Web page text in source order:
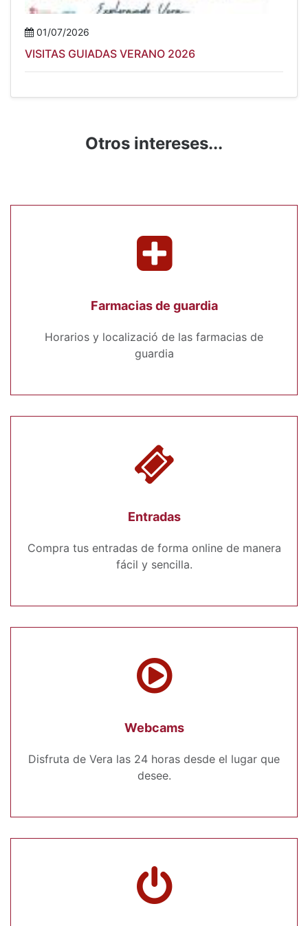
01/07/2026
VISITAS GUIADAS VERANO 2026
Otros intereses...
Farmacias de guardia
Horarios y localizació de las farmacias de
guardia
Entradas
Compra tus entradas de forma online de manera
fácil y sencilla.
Webcams
Disfruta de Vera las 24 horas desde el lugar que
desee.